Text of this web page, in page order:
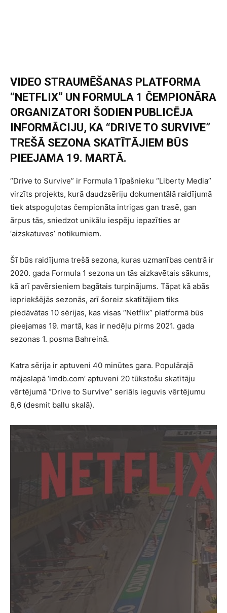
VIDEO STRAUMĒŠANAS PLATFORMA
“NETFLIX” UN FORMULA 1 ČEMPIONĀRA
ORGANIZATORI ŠODIEN PUBLICĒJA
INFORMĀCIJU, KA “DRIVE TO SURVIVE”
TREŠĀ SEZONA SKATĪTĀJIEM BŪS
PIEEJAMA 19. MARTĀ.
“Drive to Survive” ir Formula 1 īpašnieku “Liberty Media”
virzīts projekts, kurā daudzsēriju dokumentālā raidījumā
tiek atspoguļotas čempionāta intrigas gan trasē, gan
ārpus tās, sniedzot unikālu iespēju iepazīties ar
‘aizskatuves’ notikumiem.
Šī būs raidījuma trešā sezona, kuras uzmanības centrā ir
2020. gada Formula 1 sezona un tās aizkavētais sākums,
kā arī pavērsieniem bagātais turpinājums. Tāpat kā abās
iepriekšējās sezonās, arī šoreiz skatītājiem tiks
piedāvātas 10 sērijas, kas visas “Netflix” platformā būs
pieejamas 19. martā, kas ir nedēļu pirms 2021. gada
sezonas 1. posma Bahreinā.
Katra sērija ir aptuveni 40 minūtes gara. Populārajā
mājaslapā ‘imdb.com’ aptuveni 20 tūkstošu skatītāju
vērtējumā “Drive to Survive” seriāls ieguvis vērtējumu
8,6 (desmit ballu skalā).